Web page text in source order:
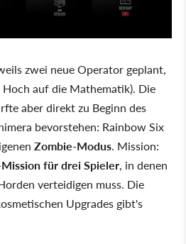
zwei neue Operator geplant,
auf die Mathematik). Die
aber direkt zu Beginn des
bevorstehen: Rainbow Six
Zombie-Modus. Mission:
für drei Spieler, in denen
verteidigen muss. Die
Upgrades gibt's